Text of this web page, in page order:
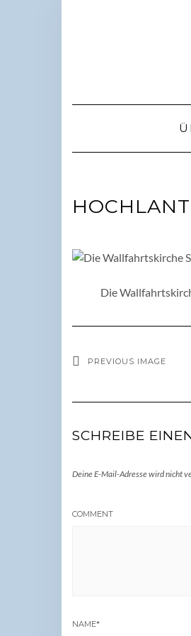
Die
PREVIOUS IMAGE
SCHREIBE
Deine E-Mail-Adresse wird nicht
COMMENT
NAME*